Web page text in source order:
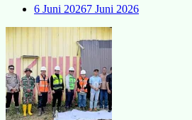
6 Juni 20267 Juni 2026